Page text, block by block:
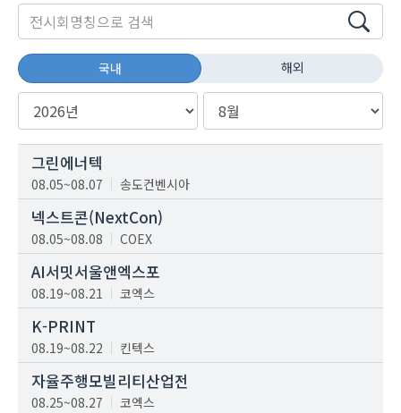
국내 해외
그린에너텍
08.05~08.07 송도컨벤시아
넥스트콘(NextCon)
08.05~08.08 COEX
AI서밋서울앤엑스포
08.19~08.21 코엑스
K-PRINT
08.19~08.22 킨텍스
자율주행모빌리티산업전
08.25~08.27 코엑스